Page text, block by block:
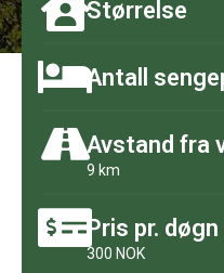
Størrelse
Antall
Avstand fra
9 km
Pris pr. døgn
300 NOK